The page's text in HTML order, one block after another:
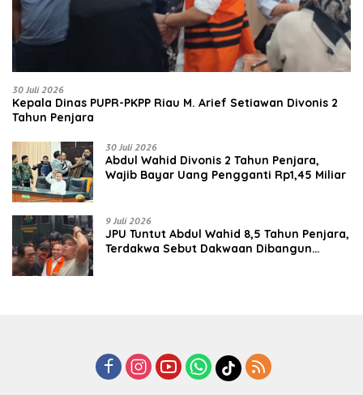
30 Juli 2026
Kepala Dinas PUPR-PKPP Riau M. Arief Setiawan Divonis 2
Tahun Penjara
30 Juli 2026
‎‎Abdul Wahid Divonis 2 Tahun Penjara,
Wajib Bayar Uang Pengganti Rp1,45 Miliar
9 Juli 2026
JPU Tuntut Abdul Wahid 8,5 Tahun Penjara,
Terdakwa Sebut Dakwaan Dibangun